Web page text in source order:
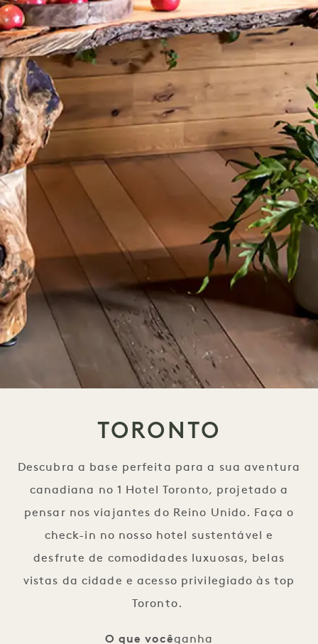
TORONTO
Descubra a base perfeita para a sua aventura
canadiana no 1 Hotel Toronto, projetado a
pensar nos viajantes do Reino Unido. Faça o
check-in no nosso hotel sustentável e
desfrute de comodidades luxuosas, belas
vistas da cidade e acesso privilegiado às top
Toronto.
O que vocêganha